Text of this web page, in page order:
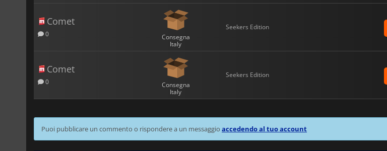
Comet
0
Consegna
Italy
Seekers Edition
Comet
0
Consegna
Italy
Seekers Edition
Puoi pubblicare un commento o rispondere a un messaggio accedendo al tuo account